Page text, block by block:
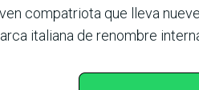
compatriota que lleva
italiana de renombre